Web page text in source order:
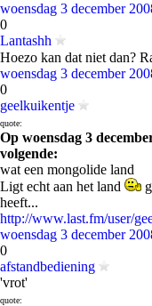
woensdag 3 december
0
Lantashh
Hoezo kan dat niet dan?
woensdag 3 december
0
geelkuikentje
quote:
Op woensdag 3
volgende:
wat een mongolide land
Ligt echt aan het land
heeft...
http://www.last.fm/user/
woensdag 3 december
0
afstandbediening
'vrot'
quote: